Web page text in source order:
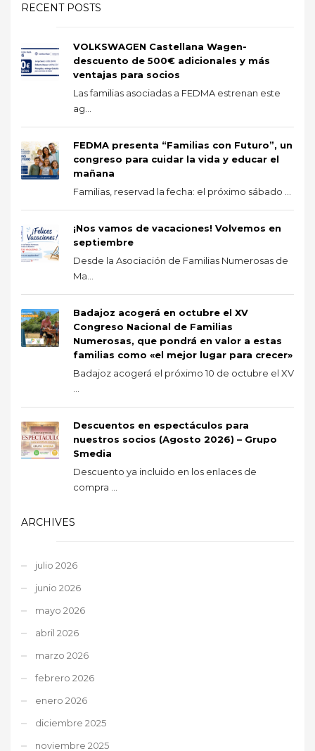
RECENT POSTS
VOLKSWAGEN Castellana Wagen-
descuento de 500€ adicionales y más
ventajas para socios
Las familias asociadas a FEDMA estrenan este
ag...
FEDMA presenta “Familias con Futuro”, un
congreso para cuidar la vida y educar el
mañana
Familias, reservad la fecha: el próximo sábado ...
¡Nos vamos de vacaciones! Volvemos en
septiembre
Desde la Asociación de Familias Numerosas de
Ma...
Badajoz acogerá en octubre el XV
Congreso Nacional de Familias
Numerosas, que pondrá en valor a estas
familias como «el mejor lugar para crecer»
Badajoz acogerá el próximo 10 de octubre el XV
Descuentos en espectáculos para
nuestros socios (Agosto 2026) – Grupo
Smedia
Descuento ya incluido en los enlaces de
compra ...
ARCHIVES
julio 2026
junio 2026
mayo 2026
abril 2026
marzo 2026
febrero 2026
enero 2026
diciembre 2025
noviembre 2025